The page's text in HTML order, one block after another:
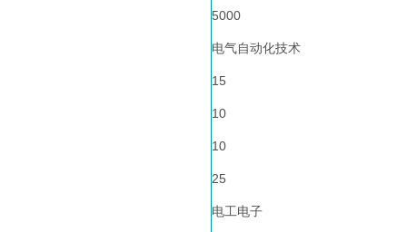
5000
电气自动化技术
15
10
10
25
电工电子